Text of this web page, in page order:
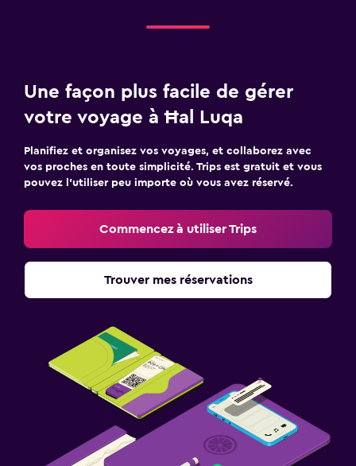
Une façon plus facile de gérer
votre voyage à Ħal Luqa
Planifiez et organisez vos voyages, et collaborez avec
vos proches en toute simplicité. Trips est gratuit et vous
pouvez l’utiliser peu importe où vous avez réservé.
Commencez à utiliser Trips
Trouver mes réservations